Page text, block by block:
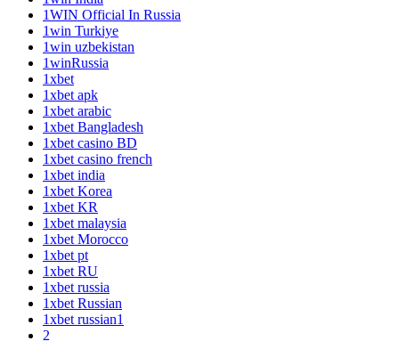
1WIN Official In Russia
1win Turkiye
1win uzbekistan
1winRussia
1xbet
1xbet apk
1xbet arabic
1xbet Bangladesh
1xbet casino BD
1xbet casino french
1xbet india
1xbet Korea
1xbet KR
1xbet malaysia
1xbet Morocco
1xbet pt
1xbet RU
1xbet russia
1xbet Russian
1xbet russian1
2